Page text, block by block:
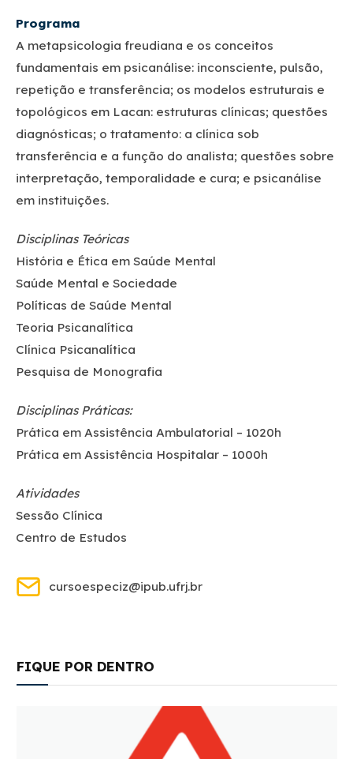
Programa
A metapsicologia freudiana e os conceitos
fundamentais em psicanálise: inconsciente, pulsão,
repetição e transferência; os modelos estruturais e
topológicos em Lacan: estruturas clínicas; questões
diagnósticas; o tratamento: a clínica sob
transferência e a função do analista; questões sobre
interpretação, temporalidade e cura; e psicanálise
em instituições.
Disciplinas Teóricas
História e Ética em Saúde Mental
Saúde Mental e Sociedade
Políticas de Saúde Mental
Teoria Psicanalítica
Clínica Psicanalítica
Pesquisa de Monografia
Disciplinas Práticas:
Prática em Assistência Ambulatorial – 1020h
Prática em Assistência Hospitalar – 1000h
Atividades
Sessão Clínica
Centro de Estudos
cursoespeciz@ipub.ufrj.br
FIQUE POR DENTRO